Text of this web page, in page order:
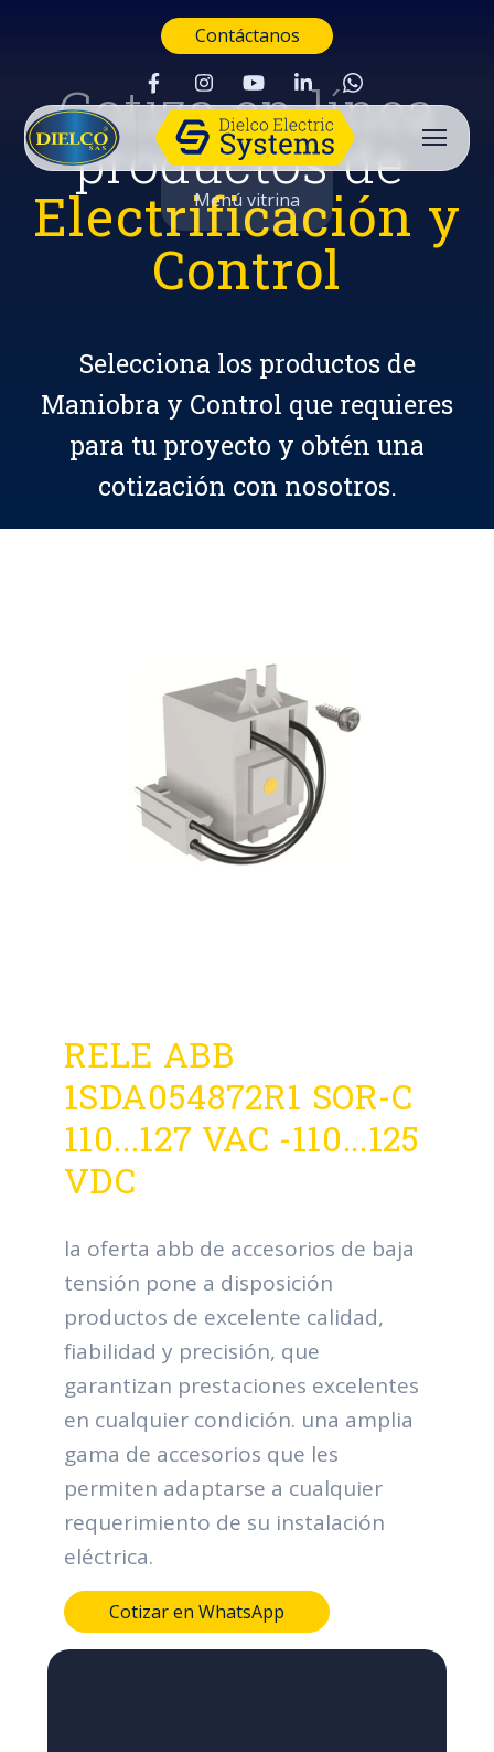
Contáctanos
Menú vitrina
Cotiza en línea
productos de
Electrificación y
Control
Selecciona los productos de
Maniobra y Control que requieres
para tu proyecto y obtén una
cotización con nosotros.
RELE ABB
1SDA054872R1 SOR-C
110...127 VAC -110...125
VDC
la oferta abb de accesorios de baja
tensión pone a disposición
productos de excelente calidad,
fiabilidad y precisión, que
garantizan prestaciones excelentes
en cualquier condición. una amplia
gama de accesorios que les
permiten adaptarse a cualquier
requerimiento de su instalación
eléctrica.
Cotizar en WhatsApp